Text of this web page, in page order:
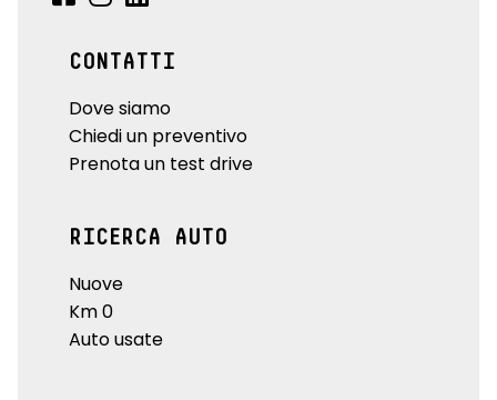
CONTATTI
Dove siamo
Chiedi un preventivo
Prenota un test drive
RICERCA AUTO
Nuove
Km 0
Auto usate